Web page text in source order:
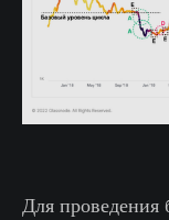
Для проведения